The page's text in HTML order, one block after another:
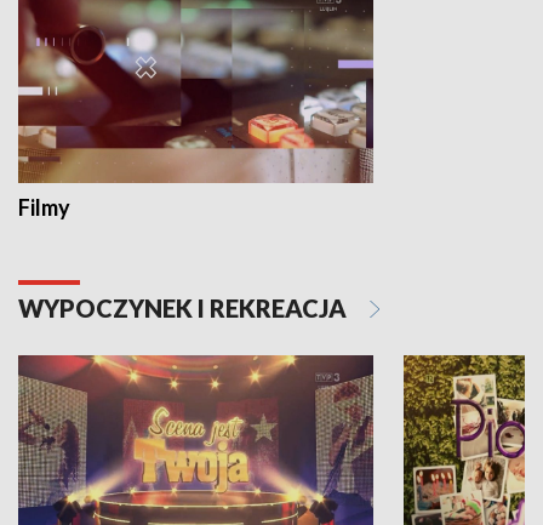
Filmy
WYPOCZYNEK I REKREACJA